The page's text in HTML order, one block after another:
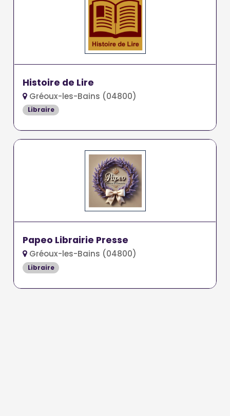
Histoire de Lire
Gréoux-les-Bains (04800)
Libraire
Papeo Librairie Presse
Gréoux-les-Bains (04800)
Libraire